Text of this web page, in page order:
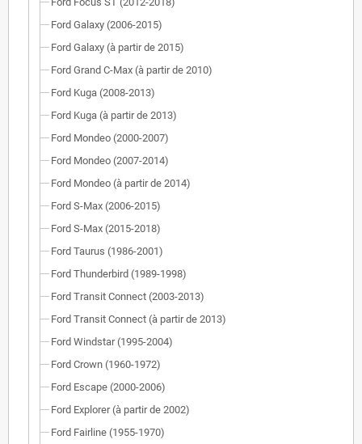
Ford Galaxy (2006-2015)
Ford Galaxy (à partir de 2015)
Ford Grand C-Max (à partir de 2010)
Ford Kuga (2008-2013)
Ford Kuga (à partir de 2013)
Ford Mondeo (2000-2007)
Ford Mondeo (2007-2014)
Ford Mondeo (à partir de 2014)
Ford S-Max (2006-2015)
Ford S-Max (2015-2018)
Ford Taurus (1986-2001)
Ford Thunderbird (1989-1998)
Ford Transit Connect (2003-2013)
Ford Transit Connect (à partir de 2013)
Ford Windstar (1995-2004)
Ford Crown (1960-1972)
Ford Escape (2000-2006)
Ford Explorer (à partir de 2002)
Ford Fairline (1955-1970)